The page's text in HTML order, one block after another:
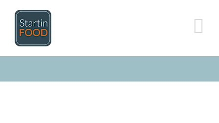
Inhalt
springen